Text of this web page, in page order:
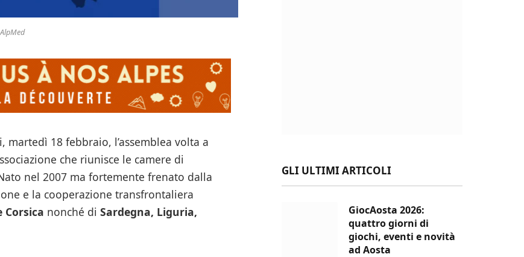
AlpMed
martedì 18 febbraio, l’assemblea volta a
che riunisce le camere di
nel 2007 ma fortemente frenato dalla
e la cooperazione transfrontaliera
Corsica nonché di Sardegna, Liguria,
GLI ULTIMI ARTICOLI
GiocAosta 2026:
quattro giorni di
giochi, eventi e novità
ad Aosta